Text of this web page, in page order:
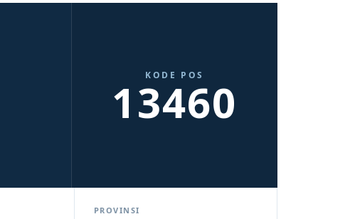
KODE POS
13460
PROVINSI